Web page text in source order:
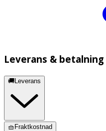
Leverans & betalning
🚚Leverans
🧺Fraktkostnad